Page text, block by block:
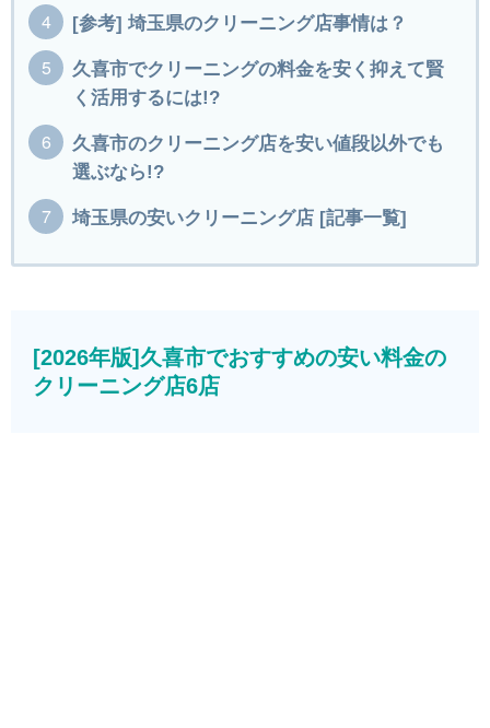
[参考] 埼玉県のクリーニング店事情は？
久喜市でクリーニングの料金を安く抑えて賢
く活用するには!?
久喜市のクリーニング店を安い値段以外でも
選ぶなら!?
埼玉県の安いクリーニング店 [記事一覧]
[2026年版]久喜市でおすすめの安い料金の
クリーニング店6店